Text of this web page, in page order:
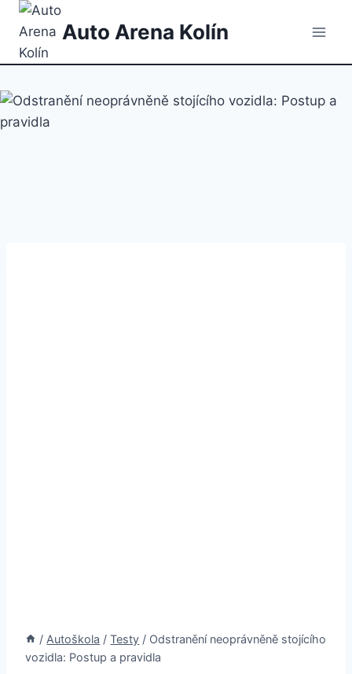
Přeskočit
obsah
Auto Arena Kolín
/ Autoškola / Testy / Odstranění neoprávněně stojícího
vozidla: Postup a pravidla